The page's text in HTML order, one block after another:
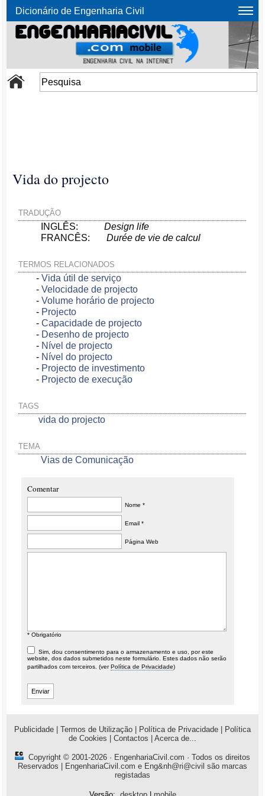
Dicionário de Engenharia Civil
Vida do projecto
TRADUÇÃO
INGLÊS:Design life
FRANCÊS:Durée de vie de calcul
TERMOS RELACIONADOS
-Vida útil de serviço
-Velocidade de projecto
-Volume horário de projecto
- Projecto
-Capacidade de projecto
- Desenho de projecto
- Nível de projecto
- Nível do projecto
- Projecto de investimento
- Projecto de execução
TAGS
vida do projecto
TEMA
Vias de Comunicação
Comentar
Nome *
Email *
Página Web
* Obrigatório
Sim, dou consentimento para o armazenamento e uso, por este
website, dos dados submetidos neste formulário. Estes dados não serão
partilhados com terceiros. (verPolítica de Privacidade)
Publicidade Termos de Utilização Política de Privacidade
Política
de Cookies
Contactos Acerca de...
Copyright © 2001-2026 · EngenhariaCivil.com · Todos os direitos
Reservados | EngenhariaCivil.com e Eng&nh@ri@civil são marcas
registadas